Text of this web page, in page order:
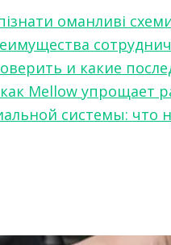
оманливі
и какие
Mellow
системы: что